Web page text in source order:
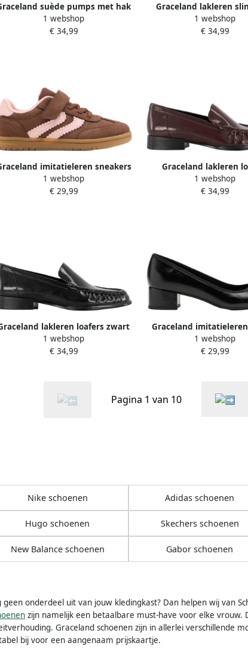
suède pumps met hak
bruin
1 webshop
€ 34,99
Graceland lakleren
pumps met blokhak
1 webshop
€ 34,99
imitatieleren sneakers
bruin
1 webshop
€ 29,99
Graceland lakleren
bordeaux
1 webshop
€ 34,99
lakleren loafers zwart
1 webshop
€ 34,99
Graceland
zwart
1 webshop
€ 29,99
Pagina 1 van 10
Nike schoenen Adidas schoenen
Hugo schoenen Skechers schoenen
New Balance schoenen Gabor schoenen
geen onderdeel uit van jouw kledingkast? Dan helpen wij van
zijn namelijk een betaalbare must-have voor elke
Graceland schoenen zijn in allerlei verschillende
bij voor een aangenaam prijskaartje.